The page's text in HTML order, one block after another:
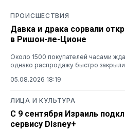
ПРОИСШЕСТВИЯ
Давка и драка сорвали
в Ришон-ле-Ционе
Около 1500 покупателей часами
однако распродажу быстро закрыли
05.08.2026 18:19
ЛИЦА И КУЛЬТУРА
С 9 сентября Израиль
сервису DIsney+